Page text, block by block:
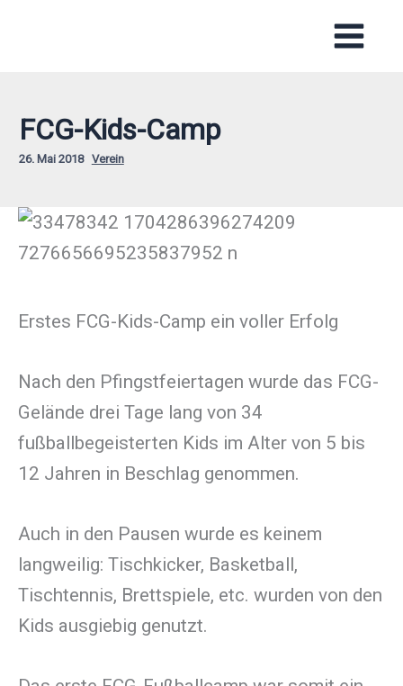
FCG-Kids-Camp
26. Mai 2018 Verein
Erstes FCG-Kids-Camp ein voller Erfolg
Nach den Pfingstfeiertagen wurde das FCG-
Gelände drei Tage lang von 34
fußballbegeisterten Kids im Alter von 5 bis
12 Jahren in Beschlag genommen.
Auch in den Pausen wurde es keinem
langweilig: Tischkicker, Basketball,
Tischtennis, Brettspiele, etc. wurden von den
Kids ausgiebig genutzt.